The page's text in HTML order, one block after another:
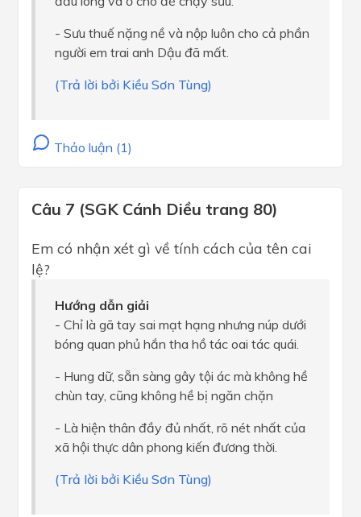
- Sưu thuế nặng nề và nộp luôn cho cả phần
người em trai anh Dậu đã mất.
(Trả lời bởi Kiều Sơn Tùng)
Thảo luận (1)
Câu 7 (SGK Cánh Diều trang 80)
Em có nhận xét gì về tính cách của tên cai
lệ?
Hướng dẫn giải
- Chỉ là gã tay sai mạt hạng nhưng núp dưới
bóng quan phủ hắn tha hồ tác oai tác quái.
- Hung dữ, sẵn sàng gây tội ác mà không hề
chùn tay, cũng không hề bị ngăn chặn
- Là hiện thân đầy đủ nhất, rõ nét nhất của
xã hội thực dân phong kiến đương thời.
(Trả lời bởi Kiều Sơn Tùng)